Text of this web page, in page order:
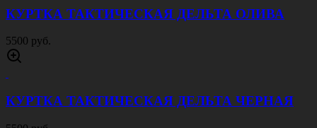
КУРТКА ТАКТИЧЕСКАЯ ДЕЛЬТА ОЛИВА
5500 руб.
КУРТКА ТАКТИЧЕСКАЯ ДЕЛЬТА ЧЕРНАЯ